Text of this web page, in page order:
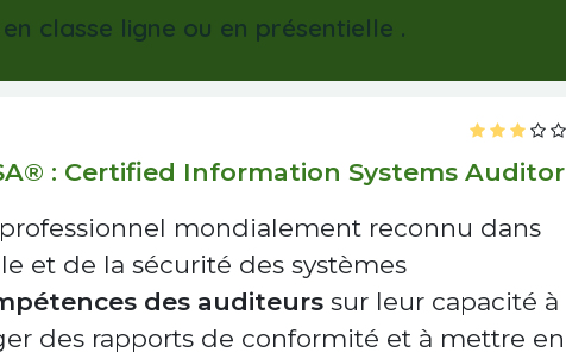
classe ligne ou en présentielle .
: Certified Information Systems Auditor
mondialement reconnu dans
et de la sécurité des systèmes
des auditeurs sur leur capacité à
des rapports de conformité et à mettre en